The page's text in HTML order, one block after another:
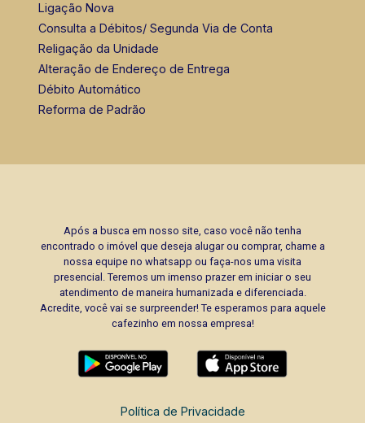
Ligação Nova
Consulta a Débitos/ Segunda Via de Conta
Religação da Unidade
Alteração de Endereço de Entrega
Débito Automático
Reforma de Padrão
Após a busca em nosso site, caso você não tenha
encontrado o imóvel que deseja alugar ou comprar, chame a
nossa equipe no whatsapp ou faça-nos uma visita
presencial. Teremos um imenso prazer em iniciar o seu
atendimento de maneira humanizada e diferenciada.
Acredite, você vai se surpreender! Te esperamos para aquele
cafezinho em nossa empresa!
Política de Privacidade